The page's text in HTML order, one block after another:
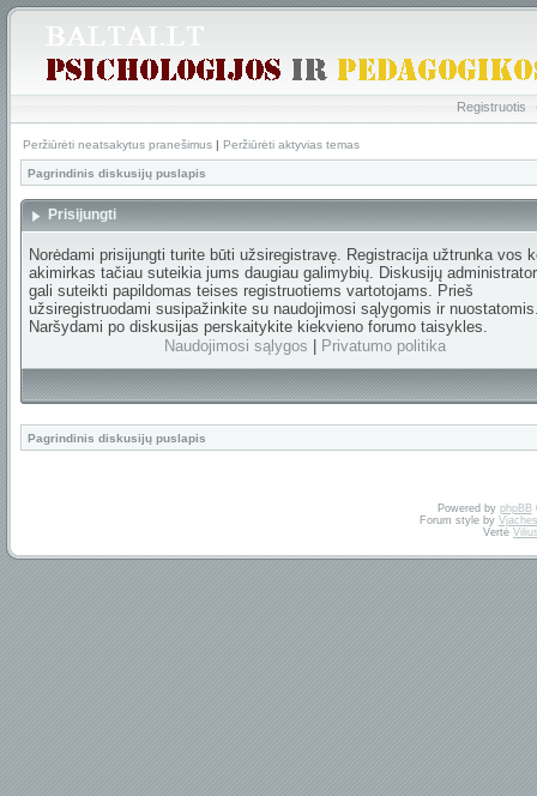
Registruotis
Peržiūrėti neatsakytus pranešimus | Peržiūrėti aktyvias temas
Pagrindinis diskusijų puslapis
Prisijungti
Norėdami prisijungti turite būti užsiregistravę. Registracija užtrunka vos
akimirkas tačiau suteikia jums daugiau galimybių. Diskusijų
gali suteikti papildomas teises registruotiems vartotojams. Prieš
užsiregistruodami susipažinkite su naudojimosi sąlygomis ir
Naršydami po diskusijas perskaitykite kiekvieno forumo taisykles.
Naudojimosi sąlygos
Privatumo politika
Pagrindinis diskusijų puslapis
Powered by phpBB
Forum style by
Vertė